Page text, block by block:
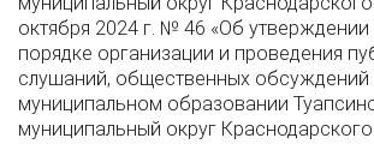
октября 2024 г. № 46 «Об
порядке организации и проведения
слушаний, общественных обсуждений
муниципальном образовании
муниципальный округ